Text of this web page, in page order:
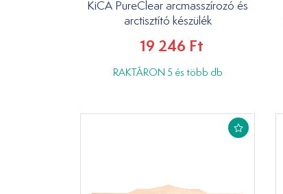
KiCA PureClear arcmasszírozó és
arctisztító készülék
19 246 Ft
RAKTÁRON 5 és több db